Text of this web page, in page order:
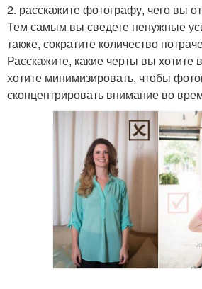
2. расскажите фотографу, чего вы
Тем самым вы сведете ненужные
также, сократите количество
Расскажите, какие черты вы хотите
хотите минимизировать, чтобы
сконцентрировать внимание во